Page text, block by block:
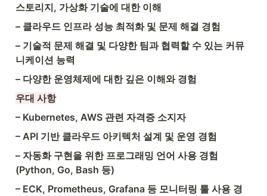
스토리지, 가상화 기술에 대한 이해
– 클라우드 인프라 성능 최적화 및 문제 해결 경험
– 기술적 문제 해결 및 다양한 팀과 협력할 수 있는 커뮤
니케이션 능력
– 다양한 운영체제에 대한 깊은 이해와 경험
우대 사항
– Kubernetes, AWS 관련 자격증 소지자
– API 기반 클라우드 아키텍처 설계 및 운영 경험
– 자동화 구현을 위한 프로그래밍 언어 사용 경험
(Python, Go, Bash 등)
– ECK, Prometheus, Grafana 등 모니터링 툴 사용 경